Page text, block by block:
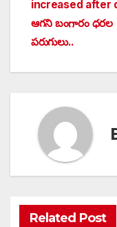
increased after
ఆగని బంగారం ధరల
పరుగులు..
Related Post